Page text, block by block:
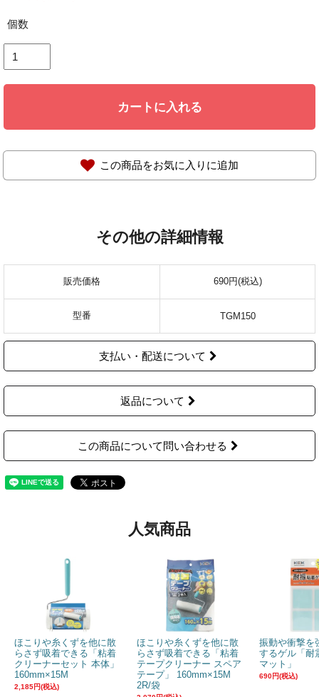
個数
カートに入れる
この商品をお気に入りに追加
その他の詳細情報
販売価格 690円(税込)
型番 TGM150
支払い・配送について
返品について
この商品について問い合わせる
人気商品
ほこりや糸くずを他に散
らさず吸着できる「粘着
クリーナーセット 本体」
160mm×15M
2,185円(税込)
ほこりや糸くずを他に散
らさず吸着できる「粘着
テープクリーナー スペア
テープ」 160mm×15M
2R/袋
振動や衝撃を
するゲル「耐
マット」
690円(税込)